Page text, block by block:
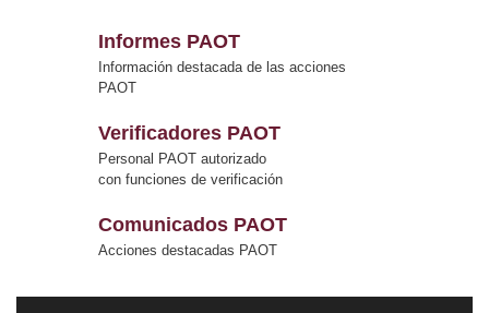
Informes PAOT
Información destacada de las acciones
PAOT
Verificadores PAOT
Personal PAOT autorizado
con funciones de verificación
Comunicados PAOT
Acciones destacadas PAOT